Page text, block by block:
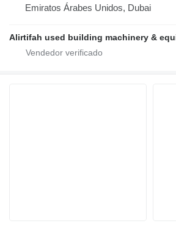
Emiratos Árabes Unidos, Dubai